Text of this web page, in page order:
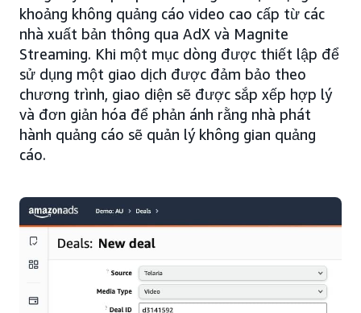
khoảng không quảng cáo video cao cấp từ các
nhà xuất bản thông qua AdX và Magnite
Streaming. Khi một mục dòng được thiết lập để
sử dụng một giao dịch được đảm bảo theo
chương trình, giao diện sẽ được sắp xếp hợp lý
và đơn giản hóa để phản ánh rằng nhà phát
hành quảng cáo sẽ quản lý không gian quảng
cáo.